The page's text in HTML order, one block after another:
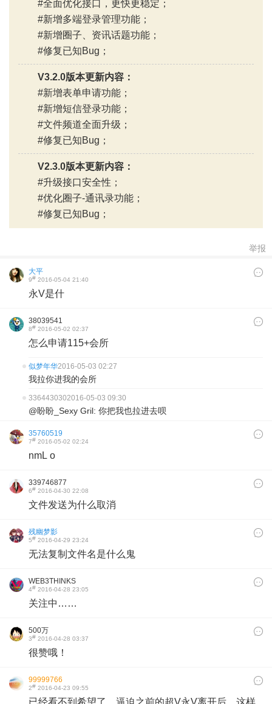
«
#全面优化接口，更快更稳定；
#新增多端登录管理功能；
#新增圈子、资讯话题功能；
#修复已知Bug；
V3.2.0版本更新内容：
#新增表单申请功能；
#新增短信登录功能；
#文件频道全面升级；
#修复已知Bug；
V2.3.0版本更新内容：
#升级接口安全性；
#优化圈子-通讯录功能；
#修复已知Bug；
举报
大平
9# 2016-05-04 21:40
永V是什
38039541
8# 2016-05-02 02:37
怎么申请115+会所
似梦年华2016-05-03 02:27
我拉你进我的会所
3364430302016-05-03 09:30
@盼盼_Sexy Gril: 你把我也拉进去呗
35760519
7# 2016-05-02 02:24
nmL o
339746877
6# 2016-04-30 22:08
文件发送为什么取消
残幽梦影
5# 2016-04-29 23:24
无法复制文件名是什么鬼
WEB3THINKS
4# 2016-04-28 23:05
关注中……
500万
3# 2016-04-28 03:37
很赞哦！
99999766
2# 2016-04-23 09:55
已经看不到希望了。逼迫之前的超V永V离开后，这样